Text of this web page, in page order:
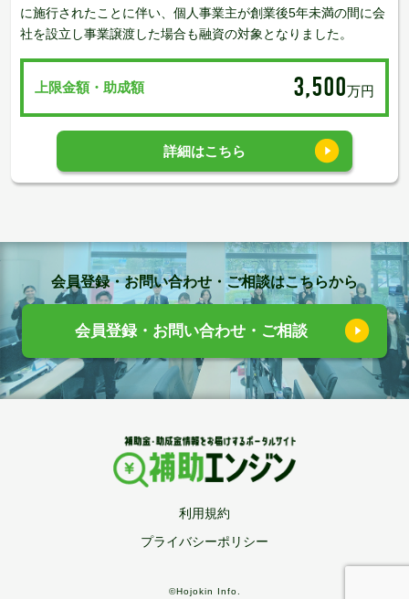
に施行されたことに伴い、個人事業主が創業後5年未満の間に会
社を設立し事業譲渡した場合も融資の対象となりました。
上限金額・助成額 3,500万円
詳細はこちら
会員登録・お問い合わせ・ご相談はこちらから
会員登録・お問い合わせ・ご相談
利用規約
プライバシーポリシー
©Hojokin Info.